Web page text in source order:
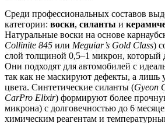
Среди профессиональных составов
категории: воски, силанты и
Натуральные воски на основе
Collinite 845 или Meguiar’s Gold Class)
слой толщиной 0,5–1 микрон, который
Они подходят для автомобилей с
так как не маскируют дефекты, а лишь
цвета. Синтетические силанты (Gyeon
CarPro Elixir) формируют более
микрона) с долговечностью до 6
химическим реагентам и